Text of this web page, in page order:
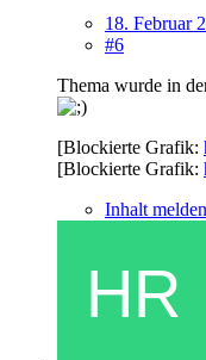
18. Februar
#6
Thema wurde in
[Blockierte Grafik:
[Blockierte Grafik:
Inhalt melden